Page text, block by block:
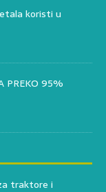
koristi u
PREKO 95%
traktore i